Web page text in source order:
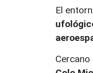
El